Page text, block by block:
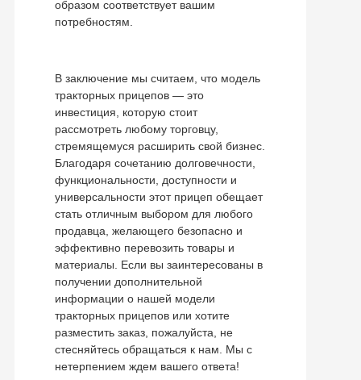
образом соответствует вашим
потребностям.
В заключение мы считаем, что модель
тракторных прицепов — это
инвестиция, которую стоит
рассмотреть любому торговцу,
стремящемуся расширить свой бизнес.
Благодаря сочетанию долговечности,
функциональности, доступности и
универсальности этот прицеп обещает
стать отличным выбором для любого
продавца, желающего безопасно и
эффективно перевозить товары и
материалы. Если вы заинтересованы в
получении дополнительной
информации о нашей модели
тракторных прицепов или хотите
разместить заказ, пожалуйста, не
стесняйтесь обращаться к нам. Мы с
нетерпением ждем вашего ответа!